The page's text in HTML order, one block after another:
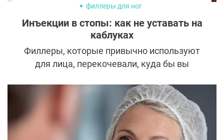
филлеры для ног
Инъекции в стопы: как не уставать на
каблуках
Филлеры, которые привычно используют
для лица, перекочевали, куда бы вы
вовсе не для красоты, а с практической
целью: сделать ношение обуви на высоких
каблуках комфортным. Рассказываем все
подробности об инъекциях в стопы, а